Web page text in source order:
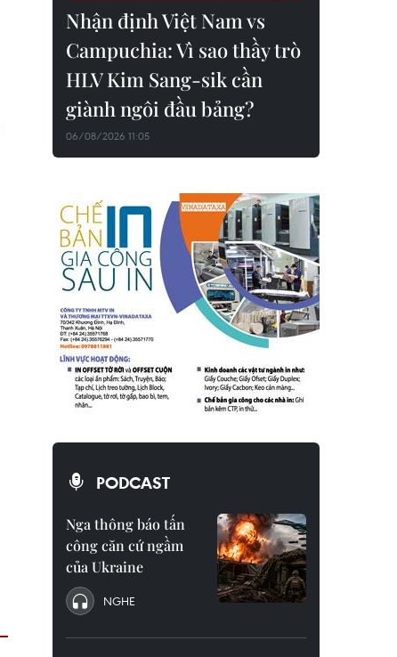
Nhận định Việt Nam vs
Campuchia: Vì sao thầy trò
HLV Kim Sang-sik cần
giành ngôi đầu bảng?
06/08/2026 11:05
PODCAST
Nga thông báo tấn
công căn cứ ngầm
của Ukraine
NGHE